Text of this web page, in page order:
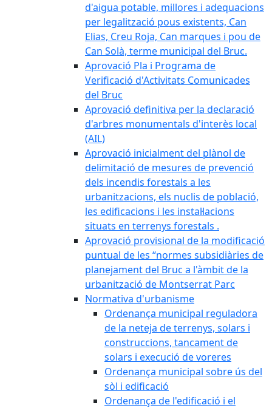
d'aigua potable, millores i adequacions
per legalització pous existents, Can
Elias, Creu Roja, Can marques i pou de
Can Solà, terme municipal del Bruc.
Aprovació Pla i Programa de
Verificació d'Activitats Comunicades
del Bruc
Aprovació definitiva per la declaració
d'arbres monumentals d'interès local
(AIL)
Aprovació inicialment del plànol de
delimitació de mesures de prevenció
dels incendis forestals a les
urbanitzacions, els nuclis de població,
les edificacions i les instal·lacions
situats en terrenys forestals .
Aprovació provisional de la modificació
puntual de les “normes subsidiàries de
planejament del Bruc a l'àmbit de la
urbanització de Montserrat Parc
Normativa d'urbanisme
Ordenança municipal reguladora
de la neteja de terrenys, solars i
construccions, tancament de
solars i execució de voreres
Ordenança municipal sobre ús del
sòl i edificació
Ordenança de l'edificació i el